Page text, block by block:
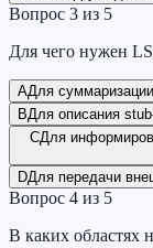
Вопрос 3 из 5
Для чего нужен
AДля
BДля описания
CДля
DДля передачи
Вопрос 4 из 5
В каких областях